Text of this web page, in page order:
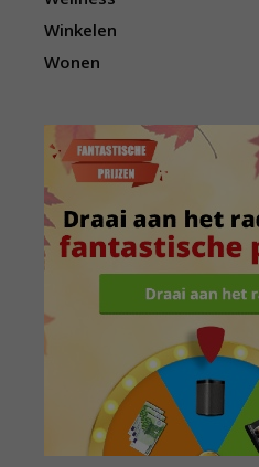
Winkelen
Wonen